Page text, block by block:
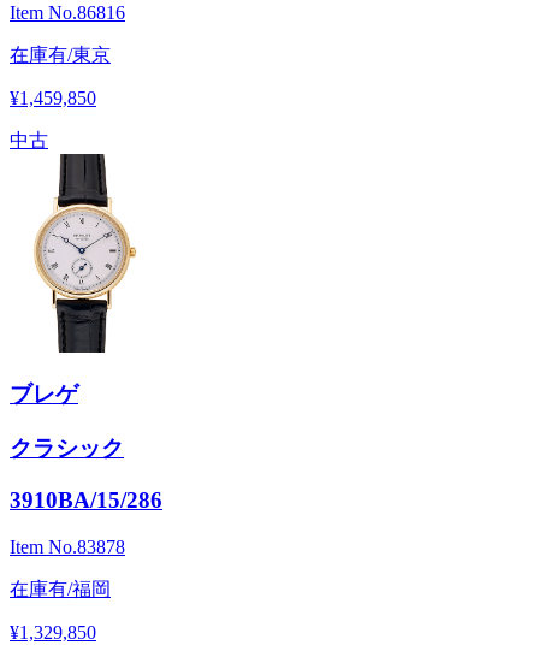
Item No.86816
在庫有/東京
¥1,459,850
中古
ブレゲ
クラシック
3910BA/15/286
Item No.83878
在庫有/福岡
¥1,329,850